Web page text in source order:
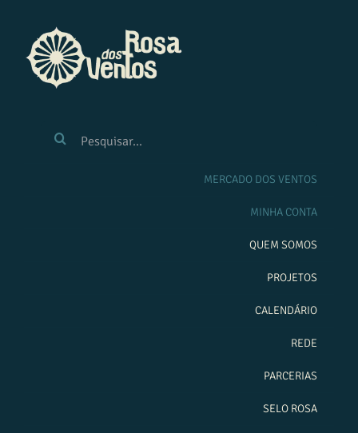
conteúdo
RESULTADOS
MERCADO DOS VENTOS
MINHA CONTA
QUEM SOMOS
PROJETOS
CALENDÁRIO
REDE
PARCERIAS
SELO ROSA